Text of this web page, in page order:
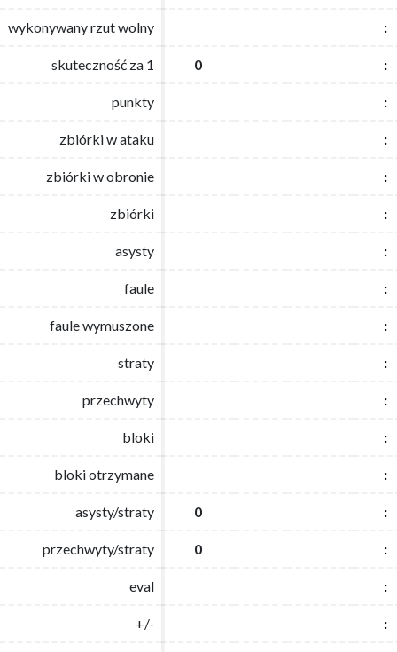
wykonywany rzut wolny :
skuteczność za 1 0 :
punkty :
zbiórki w ataku :
zbiórki w obronie :
zbiórki :
asysty :
faule :
faule wymuszone :
straty :
przechwyty :
bloki :
bloki otrzymane :
asysty/straty 0 :
przechwyty/straty 0 :
eval :
+/- :
wykonywany rzut wolny :
skuteczność za 1 0 :
punkty :
zbiórki w ataku :
zbiórki w obronie :
zbiórki :
asysty :
faule :
faule wymuszone :
straty :
przechwyty :
bloki :
bloki otrzymane :
asysty/straty 0 :
przechwyty/straty 0 :
eval :
+/- :